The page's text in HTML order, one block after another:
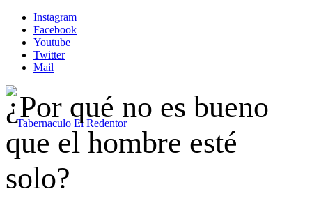
Instagram
Facebook
Youtube
Twitter
Mail
¿Por qué no es bueno
que el hombre esté
solo?